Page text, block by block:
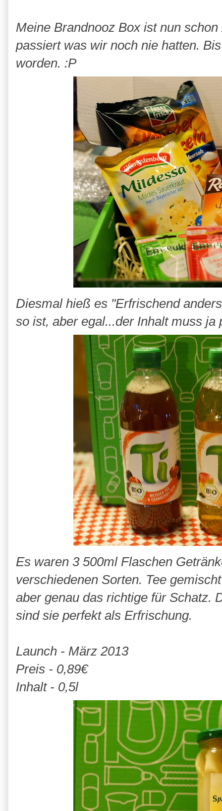
Meine Brandnooz Box ist nun
passiert was wir noch nie hatten.
worden. :P
Diesmal hieß es "Erfrischend
so ist, aber egal...der Inhalt muss
Es waren 3 500ml Flaschen
verschiedenen Sorten. Tee
aber genau das richtige für Schatz.
sind sie perfekt als Erfrischung.
Launch - März 2013
Preis - 0,89€
Inhalt - 0,5l